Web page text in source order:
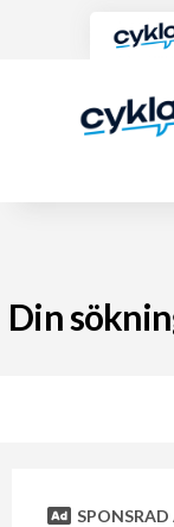
Din
SPONSRAD